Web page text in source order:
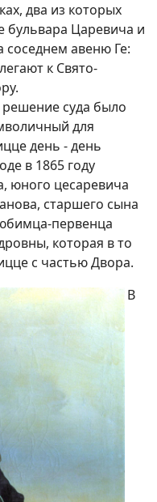
два из которых
бульвара Царевича и
соседнем авеню Ге:
к Свято-
суда было
для
день - день
в 1865 году
юного цесаревича
старшего сына
первенца
которая в то
с частью Двора.
В